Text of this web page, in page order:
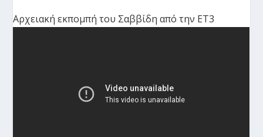
Αρχειακή εκπομπή του Σαββίδη από την ΕΤ3